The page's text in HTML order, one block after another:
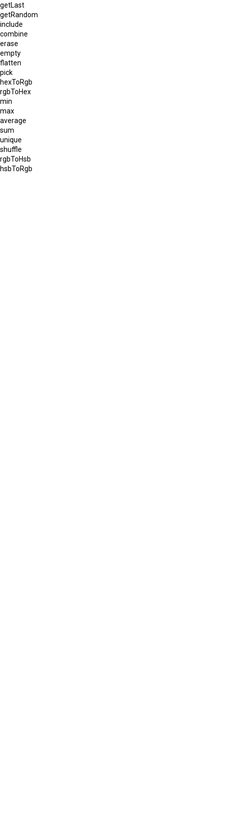
getLast
getRandom
include
combine
erase
empty
flatten
pick
hexToRgb
rgbToHex
min
max
average
sum
unique
shuffle
rgbToHsb
hsbToRgb